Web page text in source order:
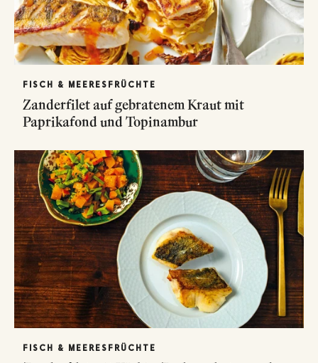
FISCH & MEERESFRÜCHTE
Zanderfilet auf gebratenem Kraut mit
Paprikafond und Topinambur
FISCH & MEERESFRÜCHTE